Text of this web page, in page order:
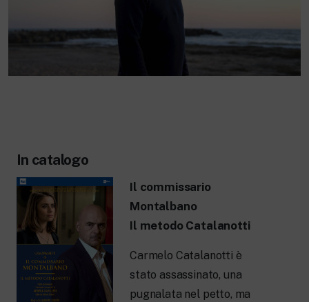
In catalogo
Il commissario
Montalbano
Il metodo Catalanotti
Carmelo Catalanotti è
stato assassinato, una
pugnalata nel petto, ma